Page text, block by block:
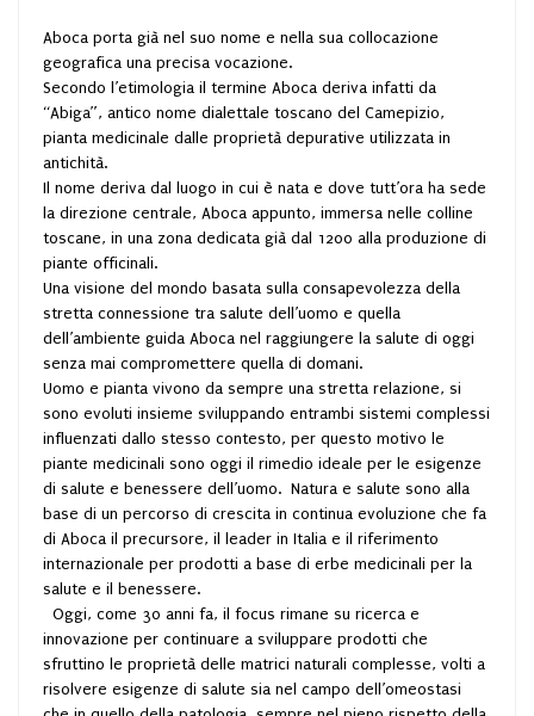
Aboca porta già nel suo nome e nella sua collocazione
geografica una precisa vocazione.
Secondo l’etimologia il termine Aboca deriva infatti da
“Abiga”, antico nome dialettale toscano del Camepizio,
pianta medicinale dalle proprietà depurative utilizzata in
antichità.
Il nome deriva dal luogo in cui è nata e dove tutt’ora ha sede
la direzione centrale, Aboca appunto, immersa nelle colline
toscane, in una zona dedicata già dal 1200 alla produzione di
piante officinali.
Una visione del mondo basata sulla consapevolezza della
stretta connessione tra salute dell’uomo e quella
dell’ambiente guida Aboca nel raggiungere la salute di oggi
senza mai compromettere quella di domani.
Uomo e pianta vivono da sempre una stretta relazione, si
sono evoluti insieme sviluppando entrambi sistemi complessi
influenzati dallo stesso contesto, per questo motivo le
piante medicinali sono oggi il rimedio ideale per le esigenze
di salute e benessere dell’uomo. Natura e salute sono alla
base di un percorso di crescita in continua evoluzione che fa
di Aboca il precursore, il leader in Italia e il riferimento
internazionale per prodotti a base di erbe medicinali per la
salute e il benessere.
Oggi, come 30 anni fa, il focus rimane su ricerca e
innovazione per continuare a sviluppare prodotti che
sfruttino le proprietà delle matrici naturali complesse, volti a
risolvere esigenze di salute sia nel campo dell’omeostasi